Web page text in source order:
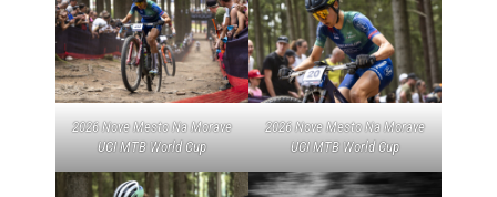
2026 Nove Mesto Na Morave
UCI MTB World Cup
2026 Nove Mesto Na Morave
UCI MTB World Cup